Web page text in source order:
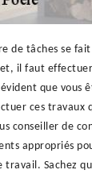
de tâches se
il faut
que vous
ces travaux
conseiller de
appropriés
travail. Sachez